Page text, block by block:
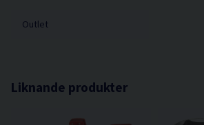
Outlet
Liknande produkter